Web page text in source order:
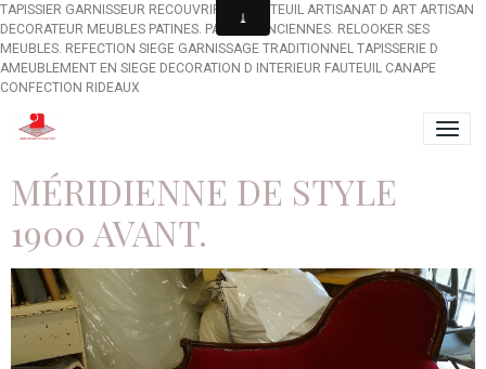
TAPISSIER GARNISSEUR RECOUVRIR UN FAUTEUIL ARTISANAT D ART ARTISAN
DECORATEUR MEUBLES PATINES. PATINES ANCIENNES. RELOOKER SES
MEUBLES. REFECTION SIEGE GARNISSAGE TRADITIONNEL TAPISSERIE D
AMEUBLEMENT EN SIEGE DECORATION D INTERIEUR FAUTEUIL CANAPE
CONFECTION RIDEAUX
MÉRIDIENNE DE STYLE
1900 AVANT.